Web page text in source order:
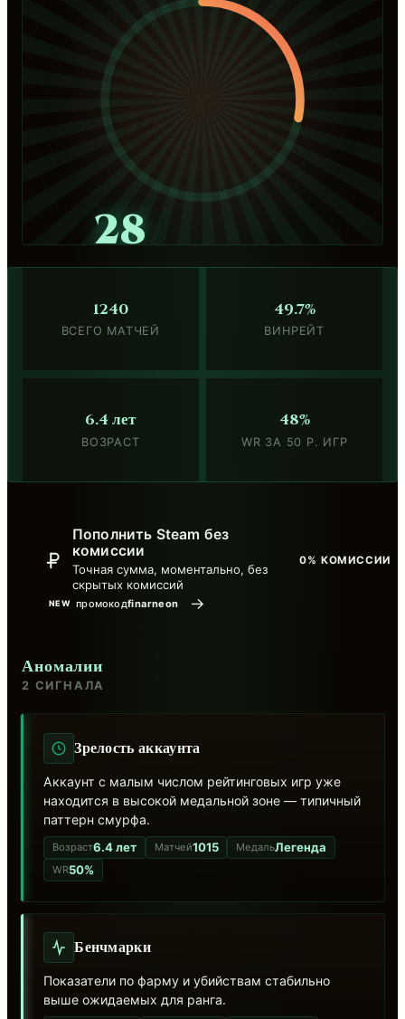
28
1240
ВСЕГО МАТЧЕЙ
49.7%
ВИНРЕЙТ
6.4 лет
ВОЗРАСТ
48%
WR ЗА 50 Р. ИГР
0% КОМИССИИ
NEW промокодfinarneon
Пополнить Steam без
комиссии
Точная сумма, моментально, без
скрытых комиссий
→
Аномалии
2 СИГНАЛА
Зрелость аккаунта
Аккаунт с малым числом рейтинговых игр уже
находится в высокой медальной зоне — типичный
паттерн смурфа.
Возраст6.4 лет Матчей1015 МедальЛегенда
WR50%
Бенчмарки
Показатели по фарму и убийствам стабильно
выше ожидаемых для ранга.